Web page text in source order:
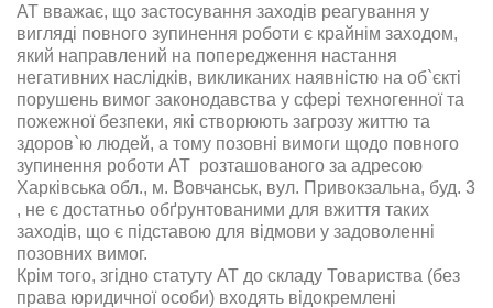
АТ вважає, що застосування заходів реагування у
вигляді повного зупинення роботи є крайнім заходом,
який направлений на попередження настання
негативних наслідків, викликаних наявністю на об`єкті
порушень вимог законодавства у сфері техногенної та
пожежної безпеки, які створюють загрозу життю та
здоров`ю людей, а тому позовні вимоги щодо повного
зупинення роботи АТ розташованого за адресою
Харківська обл., м. Вовчанськ, вул. Привокзальна, буд. 3
, не є достатньо обґрунтованими для вжиття таких
заходів, що є підставою для відмови у задоволенні
позовних вимог.
Крім того, згідно статуту АТ до складу Товариства (без
права юридичної особи) входять відокремлені